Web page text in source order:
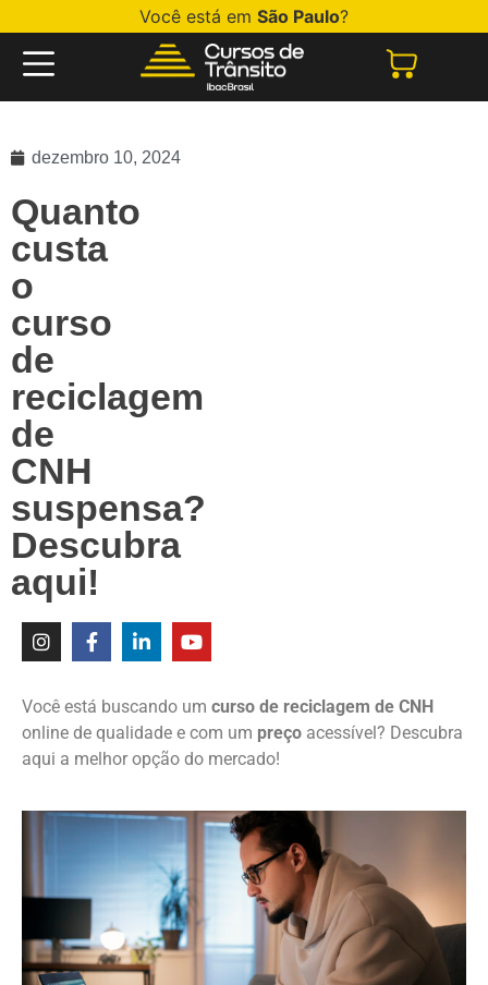
Você está em São Paulo?
dezembro 10, 2024
Quanto
custa
o
curso
de
reciclagem
de
CNH
suspensa?
Descubra
aqui!
Você está buscando um curso de reciclagem de CNH
online de qualidade e com um preço acessível? Descubra
aqui a melhor opção do mercado!